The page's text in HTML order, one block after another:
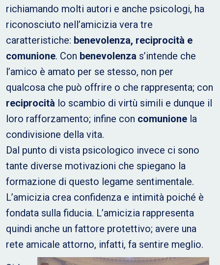
richiamando molti autori e anche psicologi, ha
riconosciuto nell’amicizia vera tre
caratteristiche: benevolenza, reciprocità e
comunione. Con benevolenza s’intende che
l’amico è amato per se stesso, non per
qualcosa che può offrire o che rappresenta; con
reciprocità lo scambio di virtù simili e dunque il
loro rafforzamento; infine con comunione la
condivisione della vita.
Dal punto di vista psicologico invece ci sono
tante diverse motivazioni che spiegano la
formazione di questo legame sentimentale.
L’amicizia crea confidenza e intimità poiché è
fondata sulla fiducia. L’amicizia rappresenta
quindi anche un fattore protettivo; avere una
rete amicale attorno, infatti, fa sentire meglio.